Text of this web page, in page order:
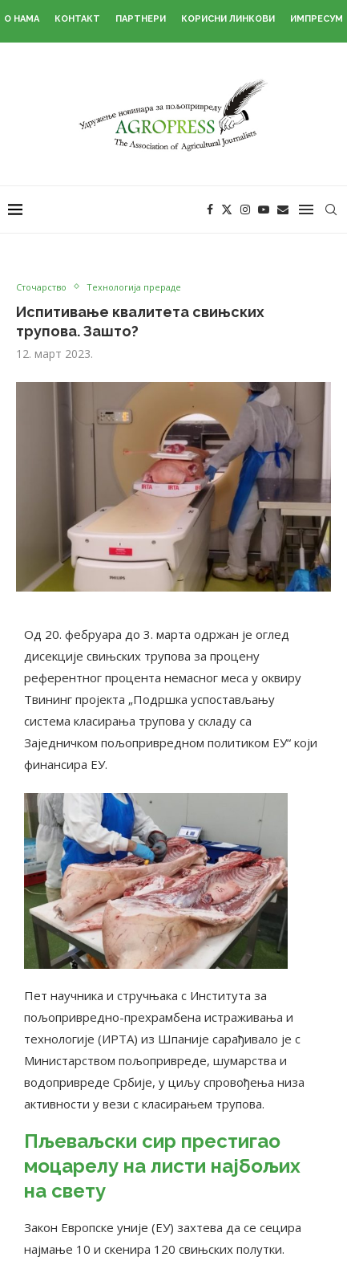
О НАМА КОНТАКТ ПАРТНЕРИ КОРИСНИ ЛИНКОВИ ИМПРЕСУМ
Сточарство Технологија прераде
Испитивање квалитета свињских
трупова. Зашто?
12. март 2023.
Од 20. фебруара до 3. марта одржан је оглед
дисекције свињских трупова за процену
референтног процента немасног меса у оквиру
Твининг пројекта „Подршка успостављању
система класирања трупова у складу са
Заједничком пољопривредном политиком ЕУ“ који
финансира ЕУ.
Пет научника и стручњака с Института за
пољопривредно-прехрамбена истраживања и
технологије (ИРТА) из Шпаније сарађивало је с
Министарством пољопривреде, шумарства и
водопривреде Србије, у циљу спровођења низа
активности у вези с класирањем трупова.
Пљеваљски сир престигао
моцарелу на листи најбољих
на свету
Закон Европске уније (ЕУ) захтева да се сецира
најмање 10 и скенира 120 свињских полутки.